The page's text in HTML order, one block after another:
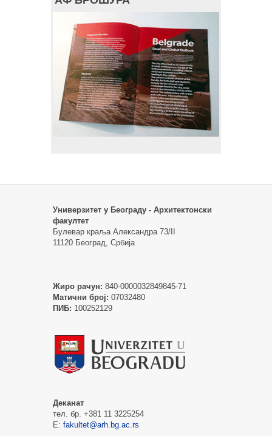
Универзитет у Београду - Архитектонски
факултет
Булевар краља Александра 73/II
11120 Београд, Србија
Жиро рачун: 840-0000032849845-71
Матични број: 07032480
ПИБ: 100252129
Деканат
тел. бр. +381 11 3225254
Е: fakultet@arh.bg.ac.rs